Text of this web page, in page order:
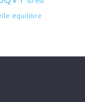
équilibre